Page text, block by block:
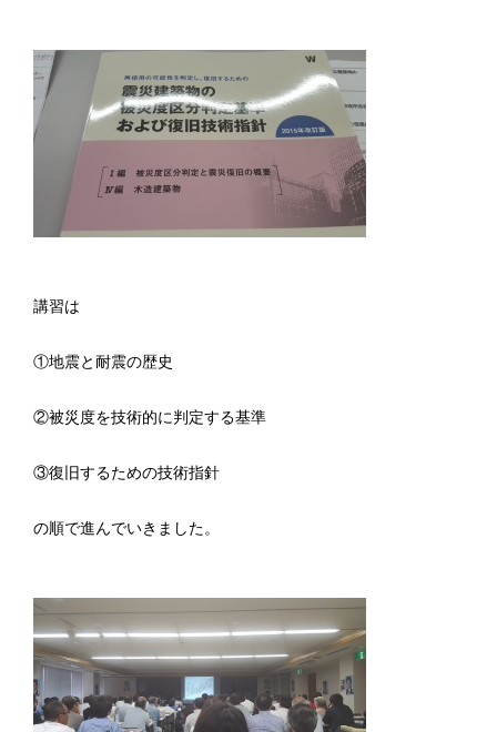
講習は
①地震と耐震の歴史
②被災度を技術的に判定する基準
③復旧するための技術指針
の順で進んでいきました。